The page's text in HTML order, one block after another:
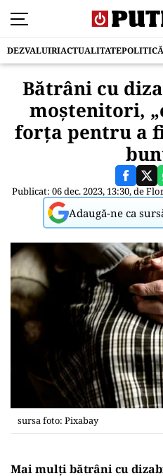
DEZVALUIRIACTUALITATEPOLITICĂ
Bătrâni cu
moștenitori,
forța pentru a
Publicat: 06 dec. 2023, 13:30, de
Adaugă-ne ca
sursa foto: Pixabay
Mai mulți bătrâni cu